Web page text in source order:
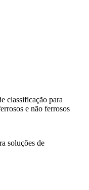
classificação para
e não ferrosos
soluções de